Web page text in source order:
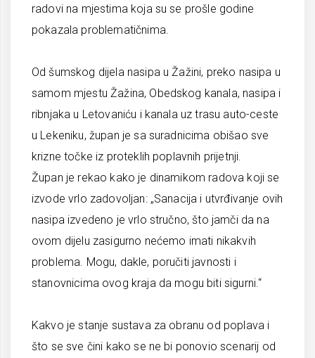
radovi na mjestima koja su se prošle godine
pokazala problematičnima.
Od šumskog dijela nasipa u Žažini, preko nasipa u
samom mjestu Žažina, Obedskog kanala, nasipa i
ribnjaka u Letovaniću i kanala uz trasu auto-ceste
u Lekeniku, župan je sa suradnicima obišao sve
krizne točke iz proteklih poplavnih prijetnji.
Župan je rekao kako je dinamikom radova koji se
izvode vrlo zadovoljan: „Sanacija i utvrđivanje ovih
nasipa izvedeno je vrlo stručno, što jamči da na
ovom dijelu zasigurno nećemo imati nikakvih
problema. Mogu, dakle, poručiti javnosti i
stanovnicima ovog kraja da mogu biti sigurni.“
Kakvo je stanje sustava za obranu od poplava i
što se sve čini kako se ne bi ponovio scenarij od